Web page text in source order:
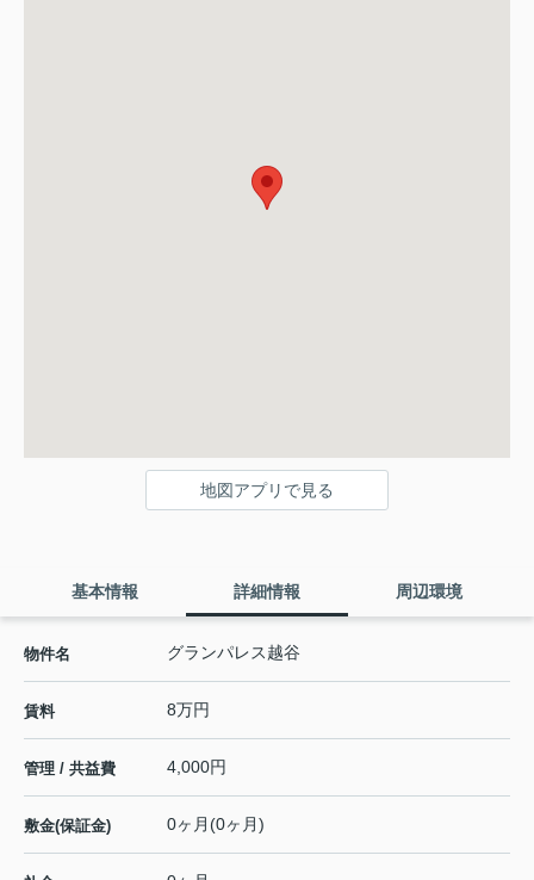
地図アプリで見る
基本情報 詳細情報 周辺環境
物件名 グランパレス越谷
賃料 8万円
管理 / 共益費 4,000円
敷金(保証金) 0ヶ月(0ヶ月)